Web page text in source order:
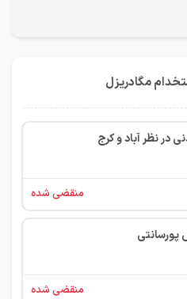
مگادریزل
در نظر آباد و کرج
منقضی شده
پورسانتی
منقضی شده